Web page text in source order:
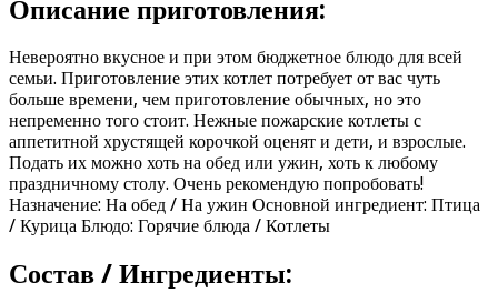
Описание приготовления:
Невероятно вкусное и при этом бюджетное блюдо для всей
семьи. Приготовление этих котлет потребует от вас чуть
больше времени, чем приготовление обычных, но это
непременно того стоит. Нежные пожарские котлеты с
аппетитной хрустящей корочкой оценят и дети, и взрослые.
Подать их можно хоть на обед или ужин, хоть к любому
праздничному столу. Очень рекомендую попробовать!
Назначение: На обед / На ужин Основной ингредиент: Птица
/ Курица Блюдо: Горячие блюда / Котлеты
Состав / Ингредиенты: